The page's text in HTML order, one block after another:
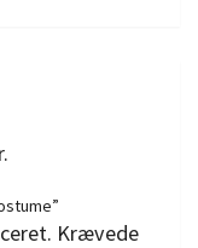
Krævede